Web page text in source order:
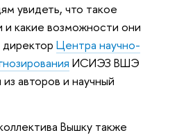
увидеть, что такое
какие возможности они
Центра научно-
ИСИЭЗ ВШЭ
авторов и научный
Вышку также